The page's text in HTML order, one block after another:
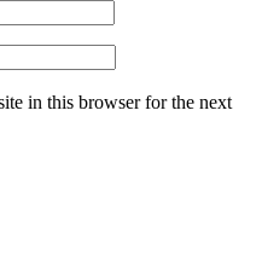
in this browser for the next